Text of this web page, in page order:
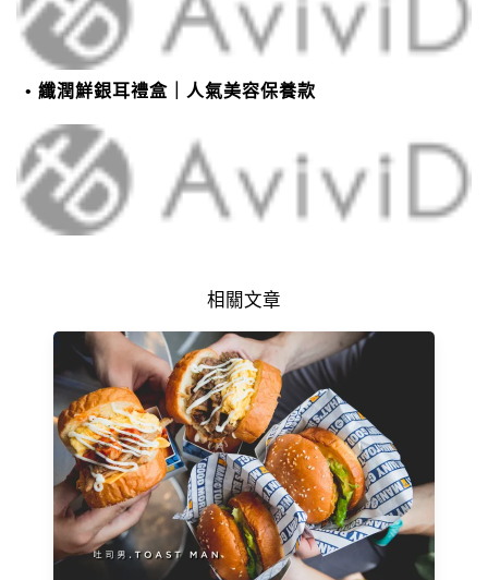
纖潤鮮銀耳禮盒｜人氣美容保養款
相關文章